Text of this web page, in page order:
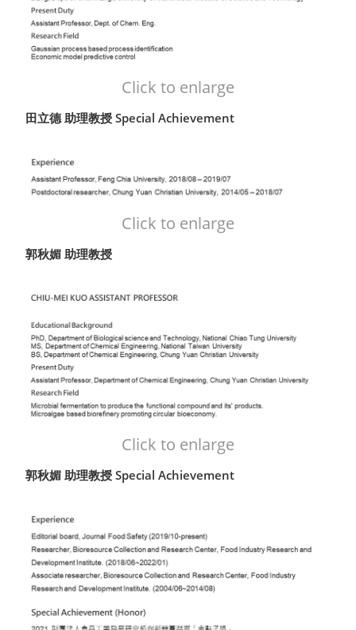
Click to enlarge
田立德 助理教授 Special Achievement
Click to enlarge
郭秋媚 助理教授
Click to enlarge
郭秋媚 助理教授 Special Achievement